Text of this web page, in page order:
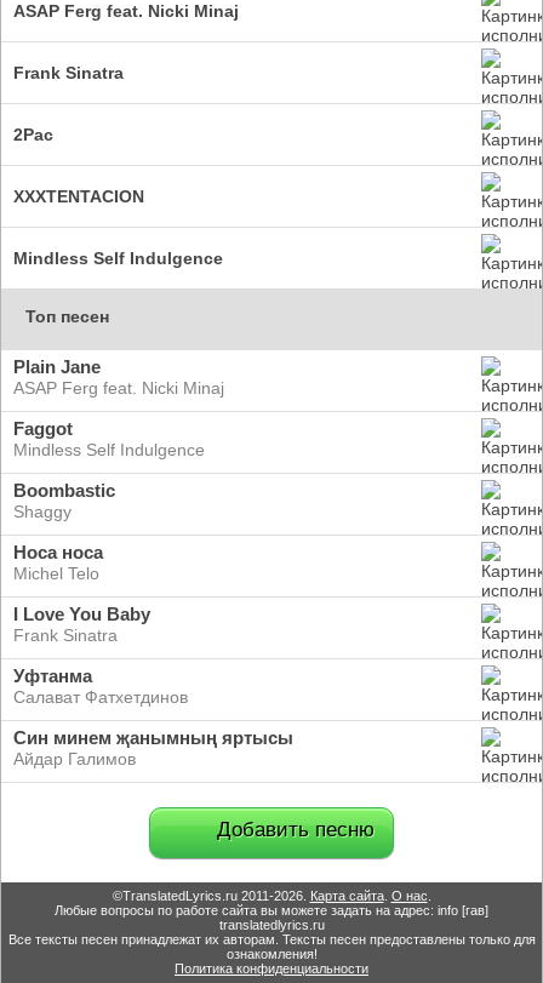
ASAP Ferg feat. Nicki Minaj
Frank Sinatra
2Pac
XXXTENTACION
Mindless Self Indulgence
Топ песен
Plain Jane
ASAP Ferg feat. Nicki Minaj
Faggot
Mindless Self Indulgence
Boombastic
Shaggy
Носа носа
Michel Telo
I Love You Baby
Frank Sinatra
Уфтанма
Салават Фатхетдинов
Син минем җанымның яртысы
Айдар Галимов
Добавить песню
©TranslatedLyrics.ru 2011-2026. Карта сайта. О нас
Любые вопросы по работе сайта вы можете задать на адрес: info [гав]
translatedlyrics.ru
Все тексты песен принадлежат их авторам. Тексты песен предоставлены только для
ознакомления!
Политика конфиденциальности